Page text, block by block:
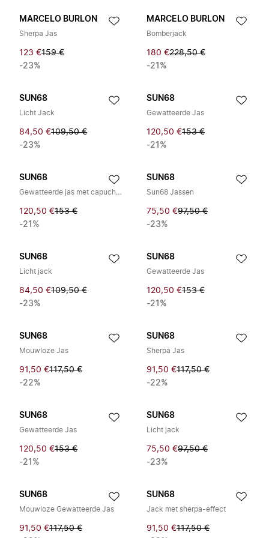
MARCELO BURLON
Sherpa Jas
123 €159 €
-23%
MARCELO BURLON
Bomberjack
180 €228,50 €
-21%
SUN68
Licht Jack
84,50 €109,50 €
-23%
SUN68
Gewatteerde Jas
120,50 €153 €
-21%
SUN68
Gewatteerde jas met capuchon
120,50 €153 €
-21%
SUN68
Sun68 Jassen
75,50 €97,50 €
-23%
SUN68
Licht jack
84,50 €109,50 €
-23%
SUN68
Gewatteerde Jas
120,50 €153 €
-21%
SUN68
Mouwloze Jas
91,50 €117,50 €
-22%
SUN68
Sherpa Jas
91,50 €117,50 €
-22%
SUN68
Gewatteerde Jas
120,50 €153 €
-21%
SUN68
Licht jack
75,50 €97,50 €
-23%
SUN68
Mouwloze Gewatteerde Jas
91,50 €117,50 €
SUN68
Jack met sherpa-effect
91,50 €117,50 €